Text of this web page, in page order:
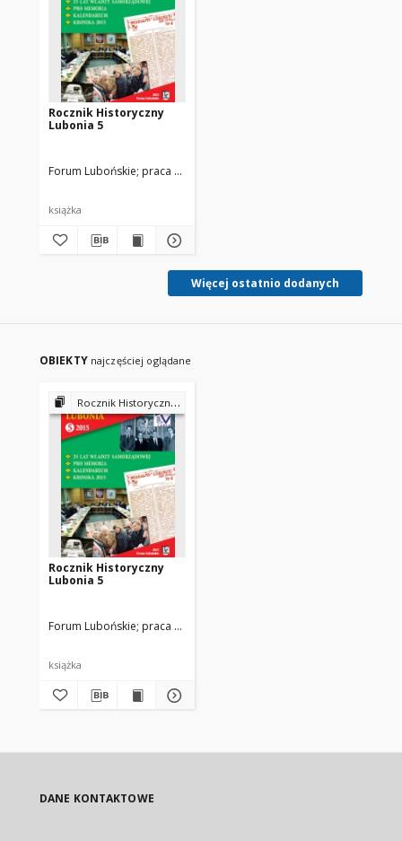
Rocznik Historyczny
Lubonia 5
Forum Lubońskie praca zbiorowa pod red. Piotr P. Ruszkowski
książka
Więcej ostatnio dodanych
OBIEKTY najczęściej oglądane
Rocznik Historyczny Lubonia
Rocznik Historyczny
Lubonia 5
Forum Lubońskie praca zbiorowa pod red. Piotr P. Ruszkowski
książka
DANE KONTAKTOWE